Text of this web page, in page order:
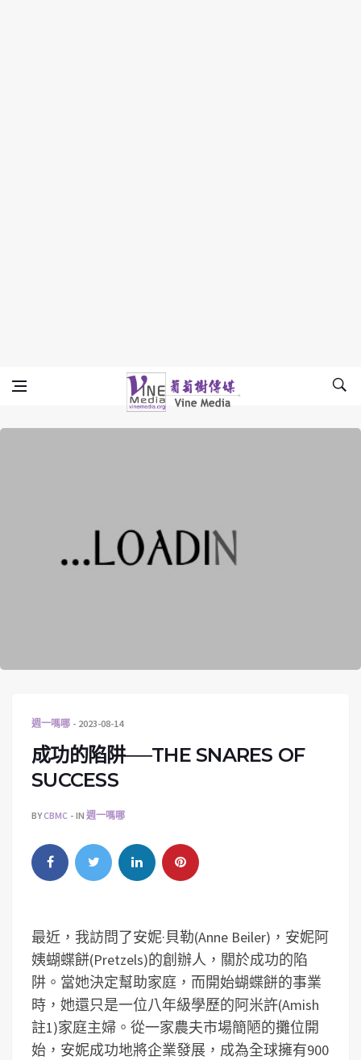
Vine Media
葡萄樹傳媒
週一嗎哪 2023-08-14
成功的陷阱──THE SNARES OF
SUCCESS
BYCBMC IN 週一嗎哪
最近，我訪問了安妮·貝勒(Anne Beiler)，安妮阿
姨蝴蝶餅(Pretzels)的創辦人，關於成功的陷
阱。當她決定幫助家庭，而開始蝴蝶餅的事業
時，她還只是一位八年級學歷的阿米許(Amish
註1)家庭主婦。從一家農夫市場簡陋的攤位開
始，安妮成功地將企業發展，成為全球擁有900